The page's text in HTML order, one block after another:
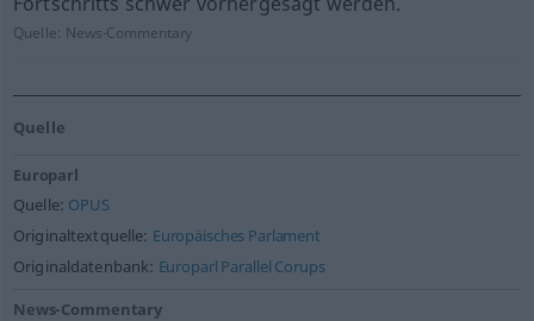
Quelle: News-Commentary
Quelle
Europarl
Quelle: OPUS
Originaltextquelle: Europäisches Parlament
Originaldatenbank: Europarl Parallel Corups
News-Commentary